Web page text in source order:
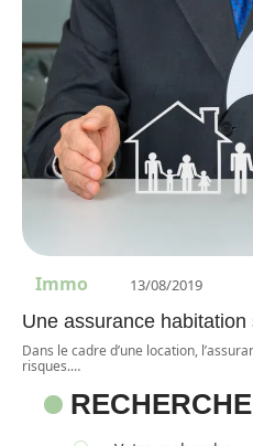
Immo 13/08/2019
Une assurance
Dans le cadre d’une location,
risques.…
RECHERCHE